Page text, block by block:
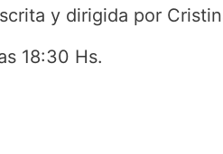
y dirigida por
18:30 Hs.